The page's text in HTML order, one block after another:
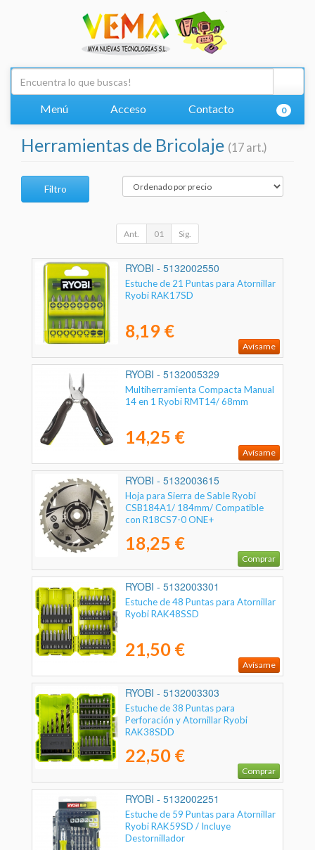
Menú Acceso Contacto 0
Herramientas de Bricolaje (17 art.)
Filtro
Ant. 01 Sig.
RYOBI - 5132002550
Estuche de 21 Puntas para Atornillar
Ryobi RAK17SD
8,19 €
Avísame
RYOBI - 5132005329
Multiherramienta Compacta Manual
14 en 1 Ryobi RMT14/ 68mm
14,25 €
Avísame
RYOBI - 5132003615
Hoja para Sierra de Sable Ryobi
CSB184A1/ 184mm/ Compatible
con R18CS7-0 ONE+
18,25 €
Comprar
RYOBI - 5132003301
Estuche de 48 Puntas para Atornillar
Ryobi RAK48SSD
21,50 €
Avísame
RYOBI - 5132003303
Estuche de 38 Puntas para
Perforación y Atornillar Ryobi
RAK38SDD
22,50 €
Comprar
RYOBI - 5132002251
Estuche de 59 Puntas para Atornillar
Ryobi RAK59SD / Incluye
Destornillador